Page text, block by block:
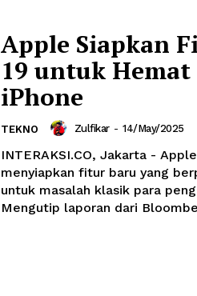
Apple Siapkan
19 untuk
iPhone
TEKNO Zulfikar - 14/May/2025
INTERAKSI.CO, Jakarta -
menyiapkan fitur baru yang
untuk masalah klasik para
Mengutip laporan dari